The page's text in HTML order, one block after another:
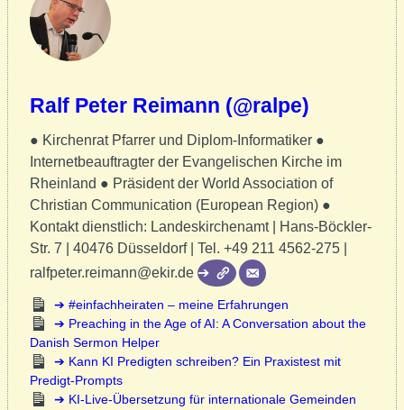
Ralf Peter Reimann (@ralpe)
● Kirchenrat Pfarrer und Diplom-Informatiker ●
Internetbeauftragter der Evangelischen Kirche im
Rheinland ● Präsident der World Association of
Christian Communication (European Region) ●
Kontakt dienstlich: Landeskirchenamt | Hans-Böckler-
Str. 7 | 40476 Düsseldorf | Tel. +49 211 4562-275 |
ralfpeter.reimann@ekir.de
#einfachheiraten – meine Erfahrungen
Preaching in the Age of AI: A Conversation about the
Danish Sermon Helper
Kann KI Predigten schreiben? Ein Praxistest mit
Predigt-Prompts
KI-Live-Übersetzung für internationale Gemeinden